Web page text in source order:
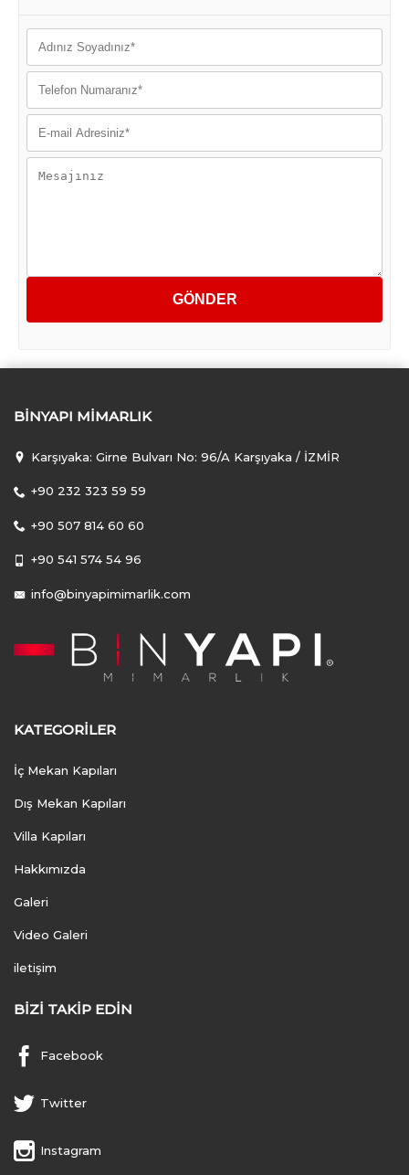
BINYAPI MIMARLIK
Karşıyaka: Girne Bulvarı No: 96/A Karşıyaka / İZMİR
+90 232 323 59 59
+90 507 814 60 60
+90 541 574 54 96
info@binyapimimarlik.com
KATEGORILER
İç Mekan Kapıları
Dış Mekan Kapıları
Villa Kapıları
Hakkımızda
Galeri
Video Galeri
iletişim
BIZI TAKIP EDIN
Facebook
Twitter
Instagram